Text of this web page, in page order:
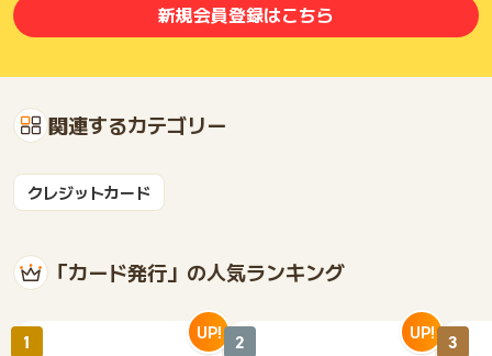
新規会員登録はこちら
関連するカテゴリー
クレジットカード
「カード発行」の人気ランキング
1 UP! 2 UP! 3